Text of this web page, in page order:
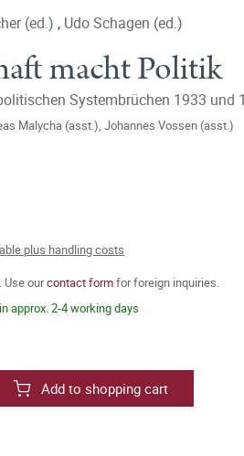
(ed.) , Udo Schagen (ed.)
macht Politik
Systembrüchen 1933 und
Malycha (asst.), Johannes Vossen (asst.)
plus handling costs
Use ourcontact formfor foreign inquiries.
approx. 2-4 working days
Add to shopping cart